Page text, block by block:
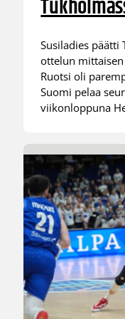
Susiladies päätti
ottelun
Ruotsi oli
Suomi pelaa
viikonloppuna